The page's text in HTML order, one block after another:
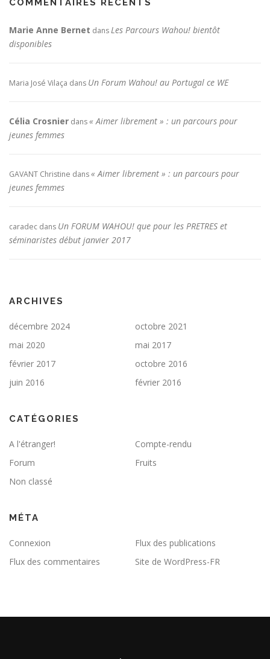
COMMENTAIRES RÉCENTS
Marie Anne Bernet dans Les Parcours Wahou! bientôt
disponibles
Maria José Vilaça dans Un Forum Wahou! au Portugal ce WE
Célia Crosnier dans« Aimer librement » : un parcours pour
jeunes femmes
GAVANT Christine dans« Aimer librement » : un parcours pour
jeunes femmes
caradec dans Un FORUM WAHOU! que pour les PRETRES et
séminaristes début janvier 2017
ARCHIVES
décembre 2024
octobre 2021
mai 2020
mai 2017
février 2017
octobre 2016
juin 2016
février 2016
CATÉGORIES
A l'étranger!
Compte-rendu
Forum
Fruits
Non classé
MÉTA
Connexion
Flux des publications
Flux des commentaires
Site de WordPress-FR